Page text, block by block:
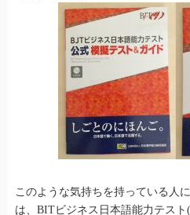
このような気持ちを持っている人
は、BITビジネス日本語能力テス